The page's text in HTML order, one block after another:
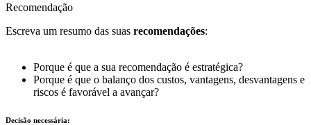
Recomendação
Escreva um resumo das suas recomendações:
Porque é que a sua recomendação é estratégica?
Porque é que o balanço dos custos, vantagens, desvantagens e
riscos é favorável a avançar?
Decisão necessária: